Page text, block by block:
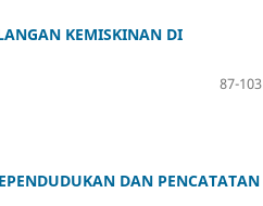
KEMISKINAN DI
87-103
DAN PENCATATAN